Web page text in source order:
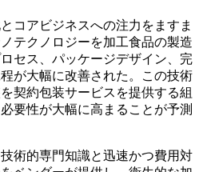
コアビジネスへの注力をますま
テクノロジーを加工食品の製造
セス、パッケージデザイン、完
が大幅に改善された。この技術
契約包装サービスを提供する組
要性が大幅に高まることが予測
術的専門知識と迅速かつ費用対